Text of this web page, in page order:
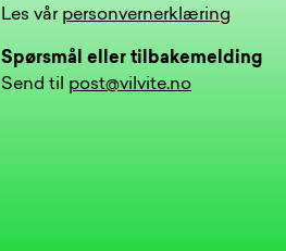
Les vår personvernerklæring
Spørsmål eller tilbakemelding
Send til post@vilvite.no